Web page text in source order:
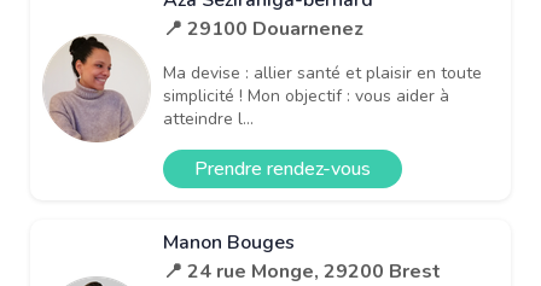
📍 29100 Douarnenez
Ma devise : allier santé et plaisir en toute
simplicité ! Mon objectif : vous aider à
atteindre l...
Prendre rendez-vous
Manon Bouges
📍 24 rue Monge, 29200 Brest